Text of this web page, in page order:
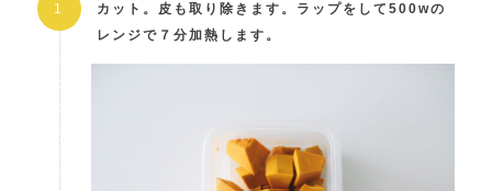
カット。皮も取り除きます。ラップをして500wの
レンジで７分加熱します。